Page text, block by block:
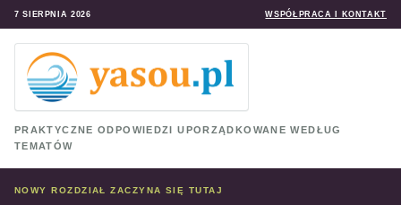
7 SIERPNIA 2026 WSPÓŁPRACA I KONTAKT
PRAKTYCZNE ODPOWIEDZI UPORZĄDKOWANE WEDŁUG
TEMATÓW
NOWY ROZDZIAŁ ZACZYNA SIĘ TUTAJ